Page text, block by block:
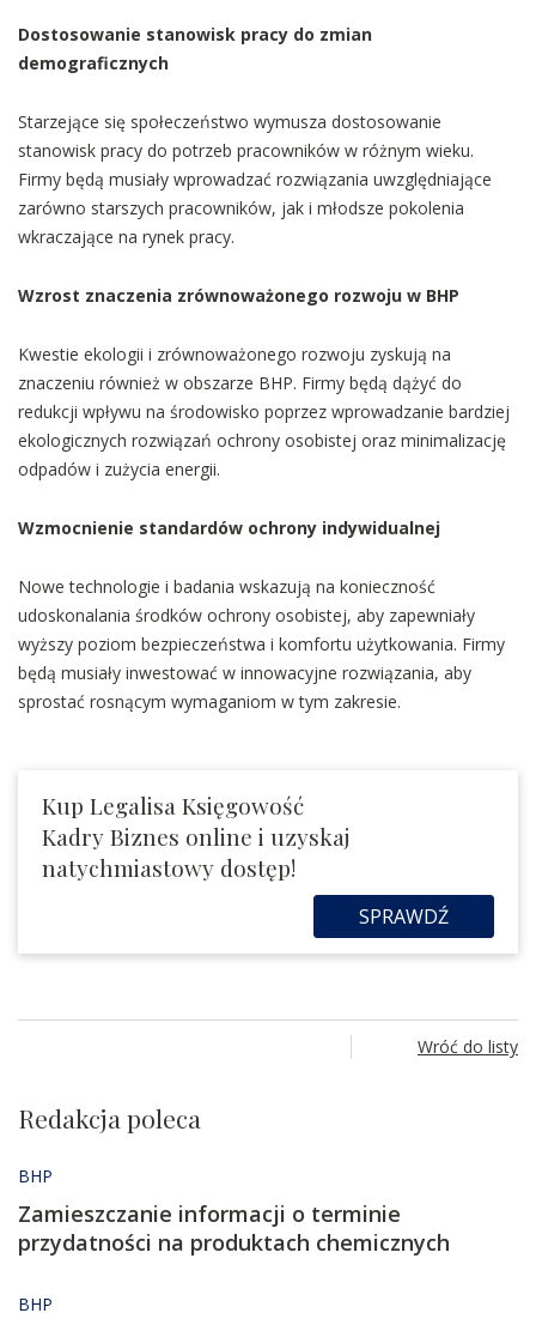
Dostosowanie stanowisk pracy do zmian
demograficznych
Starzejące się społeczeństwo wymusza dostosowanie
stanowisk pracy do potrzeb pracowników w różnym wieku.
Firmy będą musiały wprowadzać rozwiązania uwzględniające
zarówno starszych pracowników, jak i młodsze pokolenia
wkraczające na rynek pracy.
Wzrost znaczenia zrównoważonego rozwoju w BHP
Kwestie ekologii i zrównoważonego rozwoju zyskują na
znaczeniu również w obszarze BHP. Firmy będą dążyć do
redukcji wpływu na środowisko poprzez wprowadzanie bardziej
ekologicznych rozwiązań ochrony osobistej oraz minimalizację
odpadów i zużycia energii.
Wzmocnienie standardów ochrony indywidualnej
Nowe technologie i badania wskazują na konieczność
udoskonalania środków ochrony osobistej, aby zapewniały
wyższy poziom bezpieczeństwa i komfortu użytkowania. Firmy
będą musiały inwestować w innowacyjne rozwiązania, aby
sprostać rosnącym wymaganiom w tym zakresie.
Kup Legalisa Księgowość
Kadry Biznes online i uzyskaj
natychmiastowy dostęp!
SPRAWDŹ
Wróć do listy
Redakcja poleca
BHP
Zamieszczanie informacji o terminie
przydatności na produktach chemicznych
BHP